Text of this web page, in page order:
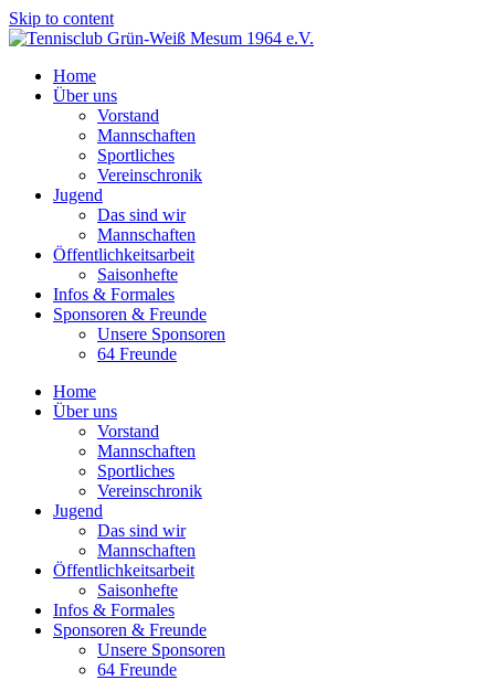
Skip to content
Home
Über uns
Vorstand
Mannschaften
Sportliches
Vereinschronik
Jugend
Das sind wir
Mannschaften
Öffentlichkeitsarbeit
Saisonhefte
Infos & Formales
Sponsoren & Freunde
Unsere Sponsoren
64 Freunde
Home
Über uns
Vorstand
Mannschaften
Sportliches
Vereinschronik
Jugend
Das sind wir
Mannschaften
Öffentlichkeitsarbeit
Saisonhefte
Infos & Formales
Sponsoren & Freunde
Unsere Sponsoren
64 Freunde